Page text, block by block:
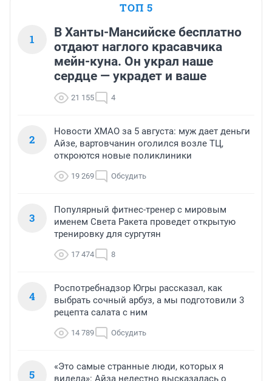
ТОП 5
1
В Ханты-Мансийске бесплатно
отдают наглого красавчика
мейн-куна. Он украл наше
сердце — украдет и ваше
21 155 4
2
Новости ХМАО за 5 августа: муж дает деньги
Айзе, вартовчанин оголился возле ТЦ,
откроются новые поликлиники
19 269 Обсудить
3
Популярный фитнес-тренер с мировым
именем Света Ракета проведет открытую
тренировку для сургутян
17 474 8
4
Роспотребнадзор Югры рассказал, как
выбрать сочный арбуз, а мы подготовили 3
рецепта салата с ним
14 789 Обсудить
5
«Это самые странные люди, которых я
видела»: Айза нелестно высказалась о